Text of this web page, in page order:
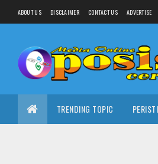
ABOUT US DISCLAIMER CONTACT US ADVERTISE
TRENDING TOPIC